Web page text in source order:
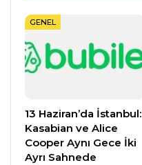
GENEL
13 Haziran’da İstanbul:
Kasabian ve Alice
Cooper Aynı Gece İki
Ayrı Sahnede